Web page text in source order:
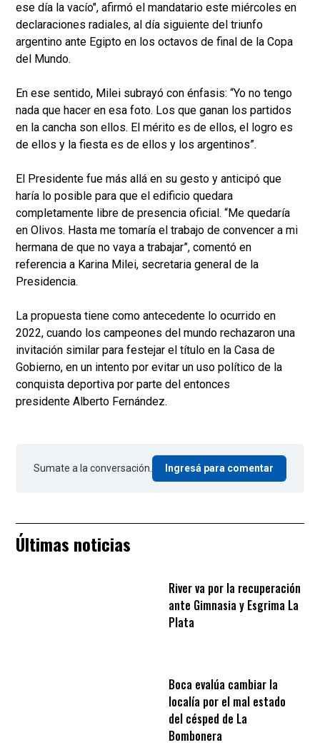
ese día la vacío", afirmó el mandatario este miércoles en
declaraciones radiales, al día siguiente del triunfo
argentino ante Egipto en los octavos de final de la Copa
del Mundo.
En ese sentido, Milei subrayó con énfasis: “Yo no tengo
nada que hacer en esa foto. Los que ganan los partidos
en la cancha son ellos. El mérito es de ellos, el logro es
de ellos y la fiesta es de ellos y los argentinos”.
El Presidente fue más allá en su gesto y anticipó que
haría lo posible para que el edificio quedara
completamente libre de presencia oficial. “Me quedaría
en Olivos. Hasta me tomaría el trabajo de convencer a mi
hermana de que no vaya a trabajar”, comentó en
referencia a Karina Milei, secretaria general de la
Presidencia.
La propuesta tiene como antecedente lo ocurrido en
2022, cuando los campeones del mundo rechazaron una
invitación similar para festejar el título en la Casa de
Gobierno, en un intento por evitar un uso político de la
conquista deportiva por parte del entonces
presidente Alberto Fernández.
Sumate a la conversación. Ingresá para comentar
Últimas noticias
River va por la recuperación
ante Gimnasia y Esgrima La
Plata
Boca evalúa cambiar la
localía por el mal estado
del césped de La
Bombonera